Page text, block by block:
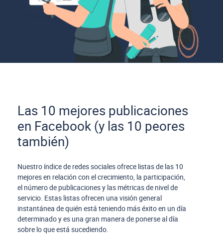
Las 10 mejores publicaciones
en Facebook (y las 10 peores
también)
Nuestro índice de redes sociales ofrece listas de las 10
mejores en relación con el crecimiento, la participación,
el número de publicaciones y las métricas de nivel de
servicio. Estas listas ofrecen una visión general
instantánea de quién está teniendo más éxito en un día
determinado y es una gran manera de ponerse al día
sobre lo que está sucediendo.